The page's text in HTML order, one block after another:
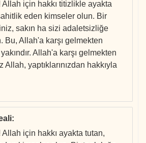
için hakkı titizlikle ayakta
eden kimseler olun. Bir
sakın ha sizi adaletsizliğe
Bu, Allah'a karşı gelmekten
Allah'a karşı gelmekten
Allah, yaptıklarınızdan hakkıyla
:
için hakkı ayakta tutan,